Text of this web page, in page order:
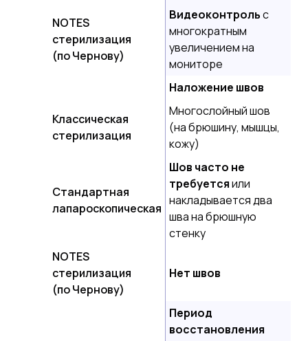
NOTES
стерилизация
(по Чернову)
Видеоконтрольс
многократным
увеличением на
мониторе
Наложение швов
Классическая
стерилизация
Многослойный шов
(на брюшину, мышцы,
кожу)
Стандартная
лапароскопическая
Шов часто не
требуетсяили
накладывается два
шва на брюшную
стенку
NOTES
стерилизация
(по Чернову)
Нет швов
Период
восстановления